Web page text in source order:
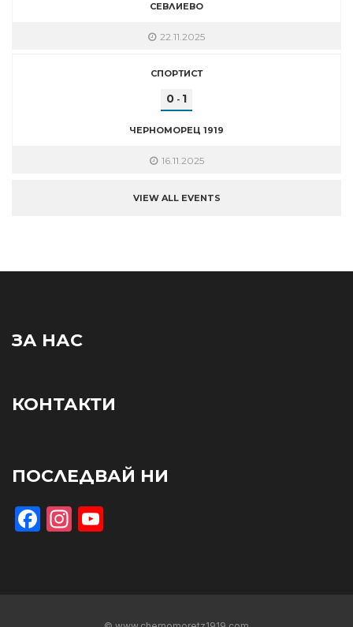
СЕВЛИЕВО
22.11.2025
СПОРТИСТ
0 - 1
ЧЕРНОМОРЕЦ 1919
16.11.2025
VIEW ALL EVENTS
ЗА НАС
КОНТАКТИ
ПОСЛЕДВАЙ НИ
Facebook
Instagram